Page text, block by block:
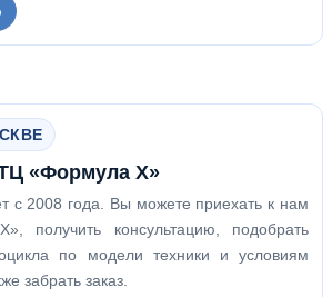
«Формула Х»
с 2008 года. Вы можете приехать к нам
получить консультацию, подобрать
по модели техники и условиям
забрать заказ.